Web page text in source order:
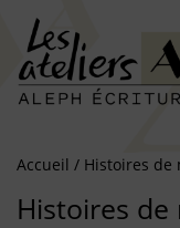
Accueil / Histoires de
Histoires de